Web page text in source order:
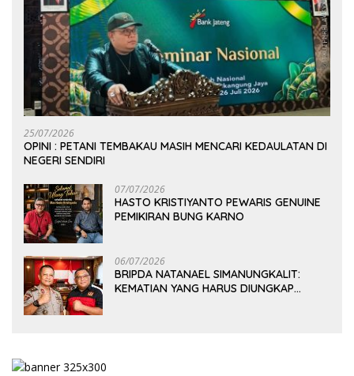
25/07/2026
OPINI : PETANI TEMBAKAU MASIH MENCARI KEDAULATAN DI
NEGERI SENDIRI
07/07/2026
HASTO KRISTIYANTO PEWARIS GENUINE
PEMIKIRAN BUNG KARNO
06/07/2026
BRIPDA NATANAEL SIMANUNGKALIT:
KEMATIAN YANG HARUS DIUNGKAP